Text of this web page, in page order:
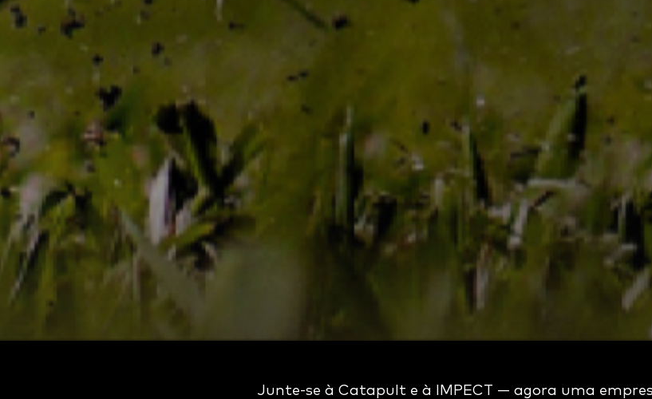
Junte-se à Catapult e à IMPECT — agora uma